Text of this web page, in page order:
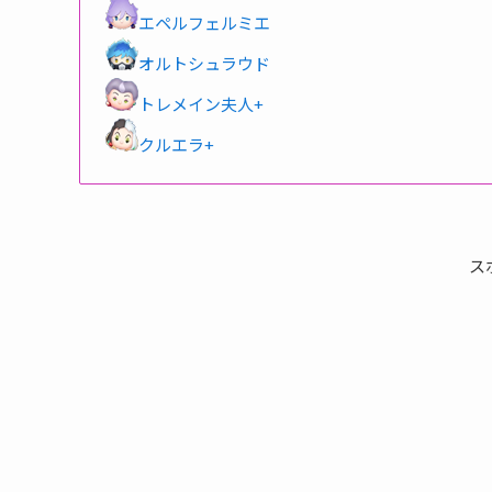
エペルフェルミエ
オルトシュラウド
トレメイン夫人+
クルエラ+
ス